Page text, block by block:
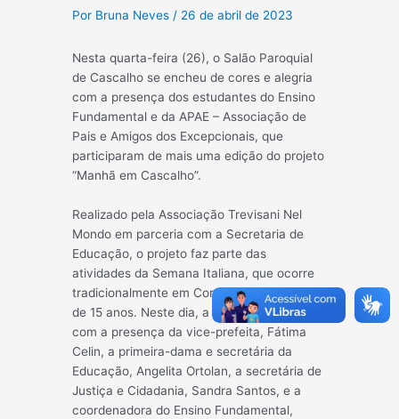
Por Bruna Neves / 26 de abril de 2023
Nesta quarta-feira (26), o Salão Paroquial
de Cascalho se encheu de cores e alegria
com a presença dos estudantes do Ensino
Fundamental e da APAE – Associação de
Pais e Amigos dos Excepcionais, que
participaram de mais uma edição do projeto
“Manhã em Cascalho”.
Realizado pela Associação Trevisani Nel
Mondo em parceria com a Secretaria de
Educação, o projeto faz parte das
atividades da Semana Italiana, que ocorre
tradicionalmente em Cordeirópolis há mais
de 15 anos. Neste dia, a celebração contou
com a presença da vice-prefeita, Fátima
Celin, a primeira-dama e secretária da
Educação, Angelita Ortolan, a secretária de
Justiça e Cidadania, Sandra Santos, e a
coordenadora do Ensino Fundamental,